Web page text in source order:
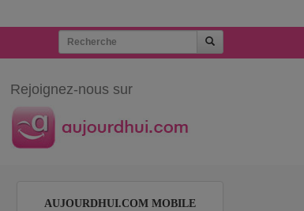
Rejoignez-nous sur
AUJOURDHUI.COM MOBILE